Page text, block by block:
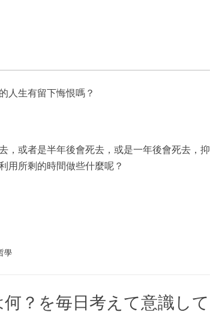
人生有留下悔恨嗎？
，或者是半年後會死去，或是一年後會死去，抑
用所剩的時間做些什麼呢？
學
？を毎日考えて意識して